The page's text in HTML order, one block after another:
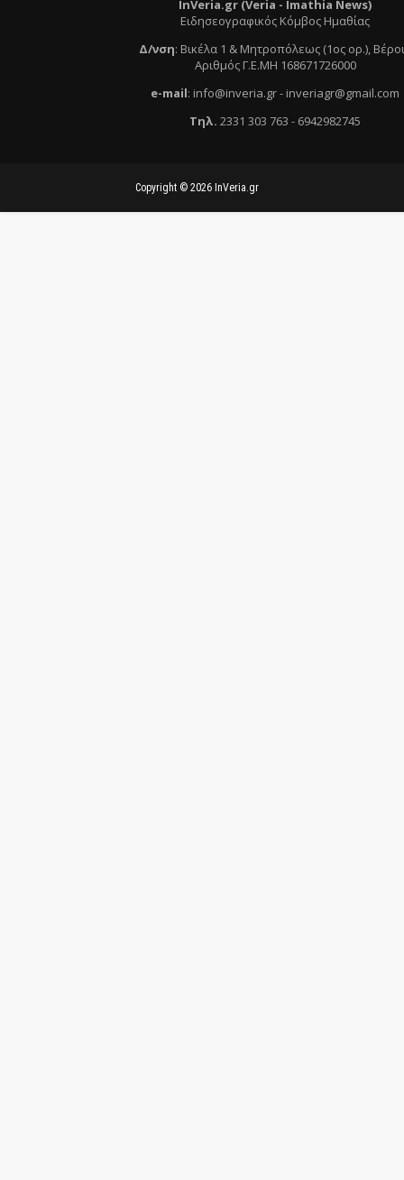
InVeria.gr (Veria - Ιmathia News)
Ειδησεογραφικός Κόμβος Ημαθίας
Δ/νση: Βικέλα 1 & Μητροπόλεως (1ος ορ.),
Αριθμός Γ.Ε.ΜΗ 168671726000
e-mail: info@inveria.gr- inveriagr@gmail.com
Τηλ. 2331 303 763 - 6942982745
Copyright © 2026 InVeria.gr